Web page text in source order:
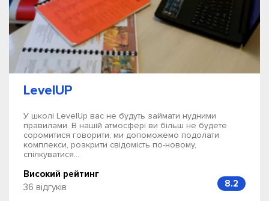
LevelUP
У школі LevelUp вас не будуть займати нудними
правилами. В нашій атмосфері ви більш не будете
соромитися говорити, ми допоможемо подолати
комплекси, розкрити свідомість по-новому,
спілкуватися...
Високий рейтинг
36 відгуків
8.2